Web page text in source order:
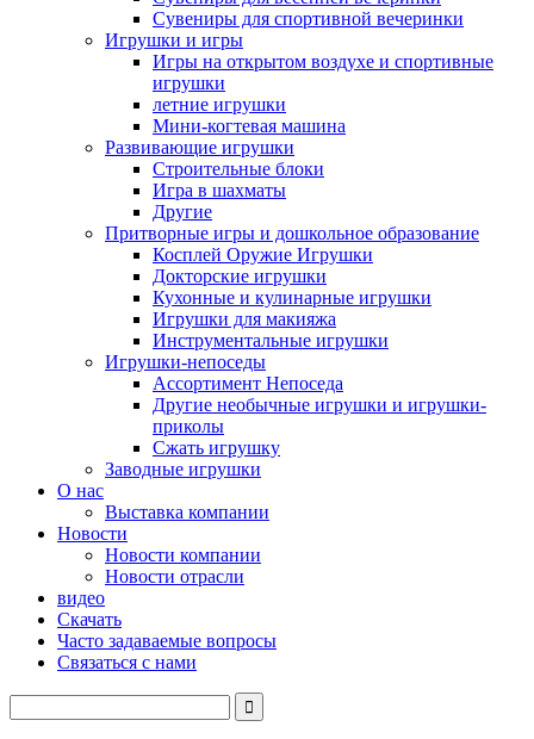
Сувениры для спортивной вечеринки
Игрушки и игры
Игры на открытом воздухе и спортивные
игрушки
летние игрушки
Мини-когтевая машина
Развивающие игрушки
Строительные блоки
Игра в шахматы
Другие
Притворные игры и дошкольное образование
Косплей Оружие Игрушки
Докторские игрушки
Кухонные и кулинарные игрушки
Игрушки для макияжа
Инструментальные игрушки
Игрушки-непоседы
Ассортимент Непоседа
Другие необычные игрушки и игрушки-
приколы
Сжать игрушку
Заводные игрушки
О нас
Выставка компании
Новости
Новости компании
Новости отрасли
видео
Скачать
Часто задаваемые вопросы
Связаться с нами